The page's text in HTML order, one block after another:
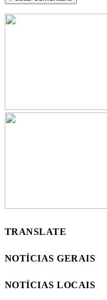
TRANSLATE
NOTÍCIAS GERAIS
NOTÍCIAS LOCAIS